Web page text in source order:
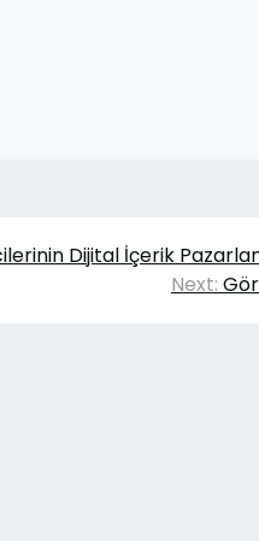
Dijital İçerik
Next: